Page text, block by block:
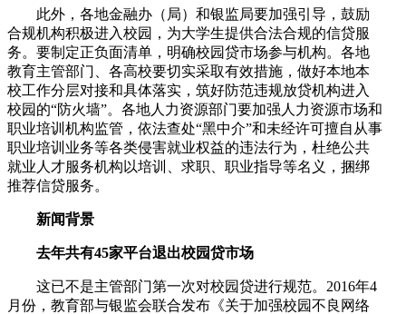
此外，各地金融办（局）和银监局要加强引导，鼓励
合规机构积极进入校园，为大学生提供合法合规的信贷服
务。要制定正负面清单，明确校园贷市场参与机构。各地
教育主管部门、各高校要切实采取有效措施，做好本地本
校工作分层对接和具体落实，筑好防范违规放贷机构进入
校园的“防火墙”。各地人力资源部门要加强人力资源市场和
职业培训机构监管，依法查处“黑中介”和未经许可擅自从事
职业培训业务等各类侵害就业权益的违法行为，杜绝公共
就业人才服务机构以培训、求职、职业指导等名义，捆绑
推荐信贷服务。
新闻背景
去年共有45家平台退出校园贷市场
这已不是主管部门第一次对校园贷进行规范。2016年4
月份，教育部与银监会联合发布《关于加强校园不良网络